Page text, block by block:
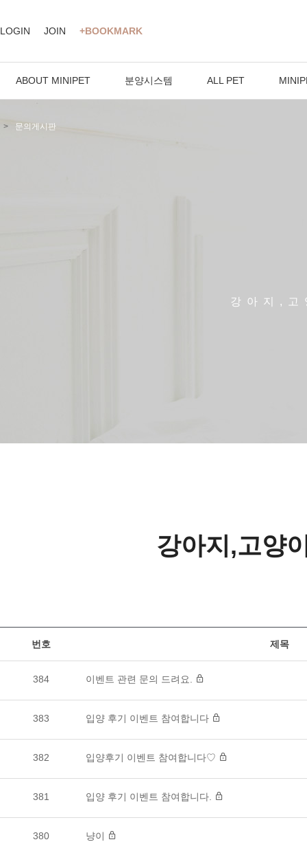
LOGIN JOIN +BOOKMARK
ABOUT MINIPET 분양시스템 ALL PET
강아지,
문의게시판
강아지,고양
번호 제목
384 이벤트 관련 문의 드려요.
383 입양 후기 이벤트 참여합니다
382 입양후기 이벤트 참여합니다♡
381 입양 후기 이벤트 참여합니다.
380 냥이